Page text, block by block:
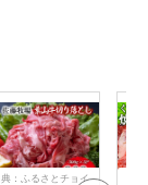
：ふるさとチョイ